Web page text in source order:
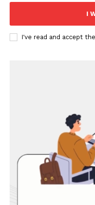
I
I've read and accept the